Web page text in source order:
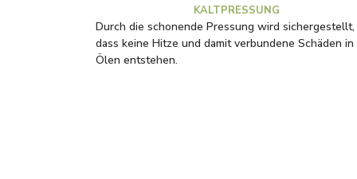
KALTPRESSUNG
Durch die schonende Pressung wird sichergestellt,
dass keine Hitze und damit verbundene Schäden in
Ölen entstehen.